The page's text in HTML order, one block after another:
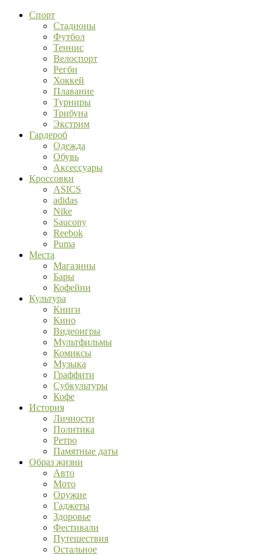
Спорт
Стадионы
Футбол
Теннис
Велоспорт
Регби
Хоккей
Плавание
Турниры
Трибуна
Экстрим
Гардероб
Одежда
Обувь
Аксессуары
Кроссовки
ASICS
adidas
Nike
Saucony
Reebok
Puma
Места
Магазины
Бары
Кофейни
Культура
Книги
Кино
Видеоигры
Мультфильмы
Комиксы
Музыка
Граффити
Субкультуры
Кофе
История
Личности
Политика
Ретро
Памятные даты
Образ жизни
Авто
Мото
Оружие
Гаджеты
Здоровье
Фестивали
Путешествия
Остальное